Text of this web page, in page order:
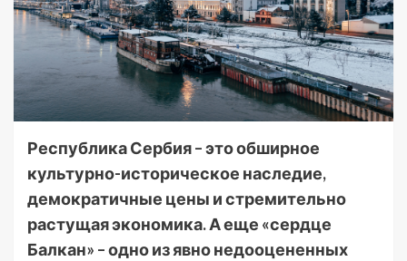
Республика Сербия – это обширное
культурно-историческое наследие,
демократичные цены и стремительно
растущая экономика. А еще «сердце
Балкан» – одно из явно недооцененных